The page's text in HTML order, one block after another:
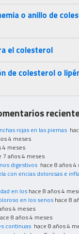
o anillo de
el colesterol
de colesterol o
rojas en las piernas
4 meses
4 meses
7 años 4 meses
digestivos hace 8 años
con encias dolorosas e
en los hace 8 años 4
en los senos hace 8
4 meses
8 años 4 meses
continuas hace 8 años 4